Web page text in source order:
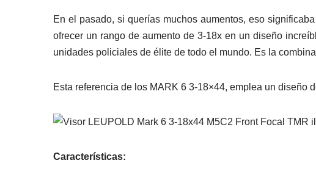
En el pasado, si querías muchos aumentos, eso
ofrecer un rango de aumento de 3-18x en un diseño
unidades policiales de élite de todo el mundo. Es la
Esta referencia de los MARK 6 3-18×44, emplea un diseño
Características: